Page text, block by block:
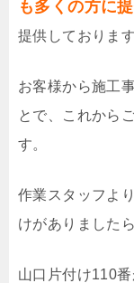
も多くの方に
提供しております
お客様から施工
とで、これから
す。
作業スタッフよ
けがありました
山口片付け110